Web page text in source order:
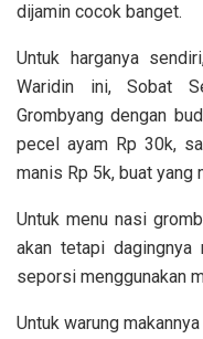
dijamin cocok banget.
Untuk harganya
Waridin ini, Sobat
Grombyang dengan
pecel ayam Rp 30k,
manis Rp 5k, buat yang
Untuk menu nasi
akan tetapi dagingnya
seporsi menggunakan
Untuk warung